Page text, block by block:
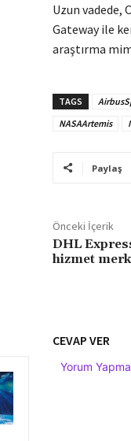
Uzun vadede,
Gateway ile
araştırma
TAGS
NASAArtemis
Paylaş
Önceki İçerik
DHL
hizmet
CEVAP VER
Yorum